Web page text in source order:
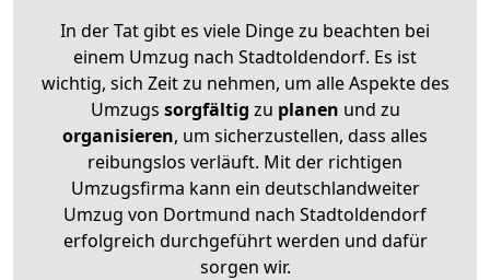
In der Tat gibt es viele Dinge zu beachten bei
einem Umzug nach Stadtoldendorf. Es ist
wichtig, sich Zeit zu nehmen, um alle Aspekte des
Umzugs sorgfältig zu planen und zu
organisieren, um sicherzustellen, dass alles
reibungslos verläuft. Mit der richtigen
Umzugsfirma kann ein deutschlandweiter
Umzug von Dortmund nach Stadtoldendorf
erfolgreich durchgeführt werden und dafür
sorgen wir.